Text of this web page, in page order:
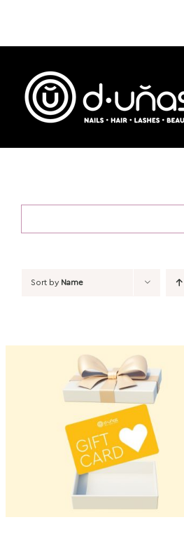
content
Sort by Name